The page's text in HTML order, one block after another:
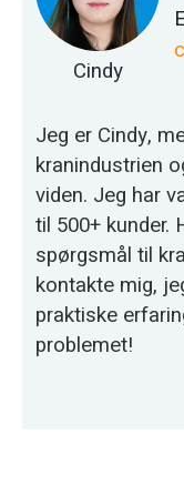
Cindy
Jeg er Cindy,
kranindustrien
viden. Jeg har
til 500+ kunder.
spørgsmål til
kontakte mig,
praktiske
problemet!